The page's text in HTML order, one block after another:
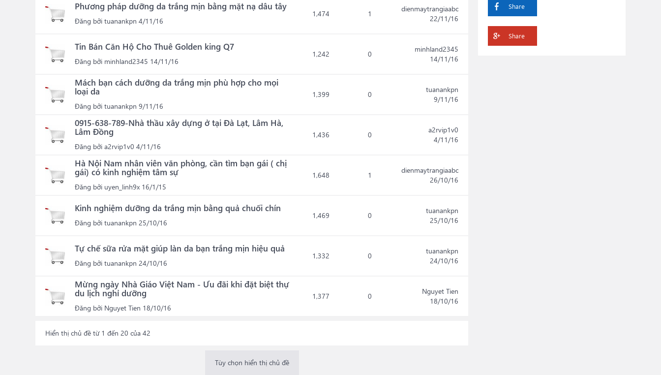
Phương pháp dưỡng da trắng mịn bằng mặt nạ dâu tây
Đăng bởi tuanankpn 4/11/16
1,474 1
dienmaytrangiaabc
22/11/16
Tin Bán Căn Hộ Cho Thuê Golden king Q7
Đăng bởi minhland2345 14/11/16
1,242 0
minhland2345
14/11/16
Mách bạn cách dưỡng da trắng mịn phù hợp cho mọi
loại da
Đăng bởi tuanankpn 9/11/16
1,399 0
tuanankpn
9/11/16
0915-638-789-Nhà thầu xây dựng ở tại Đà Lạt, Lâm Hà,
Lâm Đồng
Đăng bởi a2rvip1v0 4/11/16
1,436 0
a2rvip1v0
4/11/16
Hà Nội Nam nhân viên văn phòng, cần tìm bạn gái ( chị
gái) có kinh nghiệm tâm sự
Đăng bởi uyen_linh9x 16/1/15
1,648 1
dienmaytrangiaabc
26/10/16
Kinh nghiệm dưỡng da trắng mịn bằng quả chuối chín
Đăng bởi tuanankpn 25/10/16
1,469 0
tuanankpn
25/10/16
Tự chế sữa rửa mặt giúp làn da bạn trắng mịn hiệu quả
Đăng bởi tuanankpn 24/10/16
1,332 0
tuanankpn
24/10/16
Mừng ngày Nhà Giáo Việt Nam - Ưu đãi khi đặt biệt thự
du lịch nghỉ dưỡng
Đăng bởi Nguyet Tien 18/10/16
1,377 0
Nguyet Tien
18/10/16
Hiển thị chủ đề từ 1 đến 20 của 42
Tùy chọn hiển thị chủ đề
Share
Share